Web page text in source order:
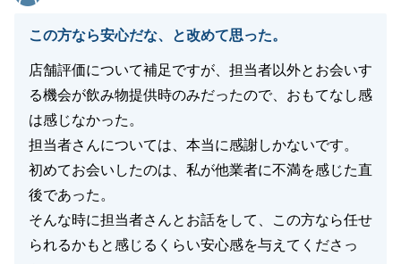
この方なら安心だな、と改めて思った。
店舗評価について補足ですが、担当者以外とお会いす
る機会が飲み物提供時のみだったので、おもてなし感
は感じなかった。
担当者さんについては、本当に感謝しかないです。
初めてお会いしたのは、私が他業者に不満を感じた直
後であった。
そんな時に担当者さんとお話をして、この方なら任せ
られるかもと感じるくらい安心感を与えてくださっ